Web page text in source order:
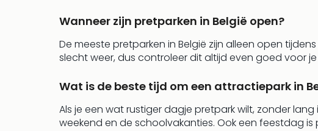
Wanneer zijn pretparken in België open?
De meeste pretparken in België zijn alleen open
slecht weer, dus controleer dit altijd even goed voor je
Wat is de beste tijd om een attractiepark in
Als je een wat rustiger dagje pretpark wilt, zonder
weekend en de schoolvakanties. Ook een feestdag